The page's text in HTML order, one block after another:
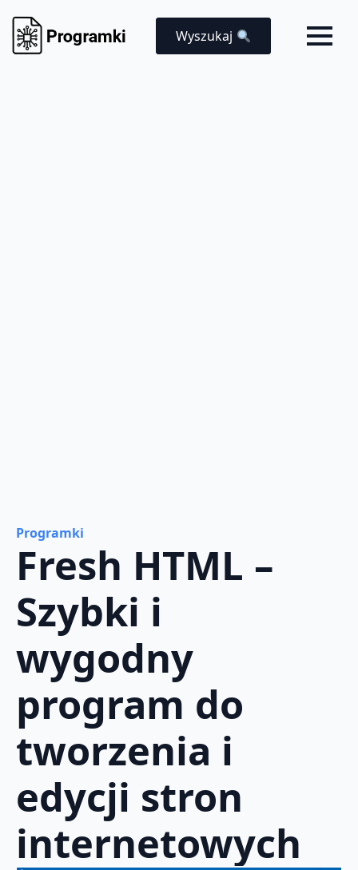
Wyszukaj
Programki
Fresh HTML –
Szybki i
wygodny
program do
tworzenia i
edycji stron
internetowych